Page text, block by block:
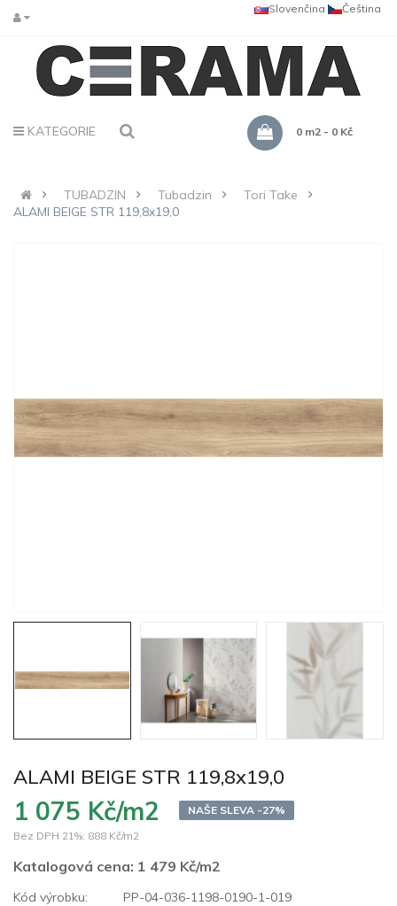
Čeština
Slovenčina
KATEGORIE 0 m2 - 0 Kč
TUBADZIN Tubadzin
Tori Take
ALAMI BEIGE STR 119,8x19,0
ALAMI BEIGE STR 119,8x19,0
1 075 Kč/m2
NAŠE SLEVA -27%
Bez DPH 21%: 888 Kč/m2
Katalogová cena: 1 479 Kč/m2
Kód výrobku:
PP-04-036-1198-0190-1-019